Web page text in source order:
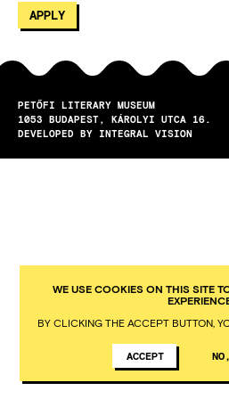
PETŐFI LITERARY MUSEUM
1053
BUDAPEST
KÁROLYI UTCA 16.
DEVELOPED BY INTEGRAL VISION
WE USE COOKIES ON THIS SITE
BY CLICKING THE ACCEPT BUTTON,
ACCEPT